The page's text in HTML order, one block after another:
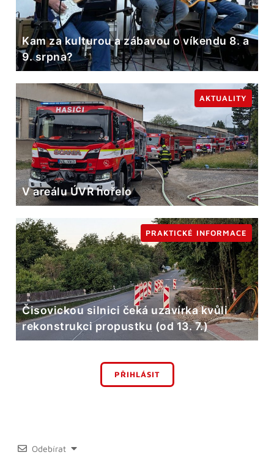
Kam za kulturou a zábavou o víkendu 8. a
9. srpna?
V areálu ÚVR hořelo
AKTUALITY
Čisovickou silnici čeká uzavírka kvůli
rekonstrukci propustku (od 13. 7.)
PRAKTICKÉ INFORMACE
PŘIHLÁSIT
Odebírat